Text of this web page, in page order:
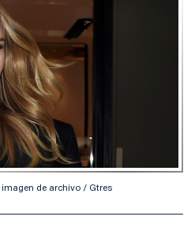
de archivo / Gtres